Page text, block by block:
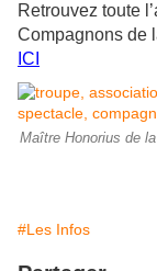
Retrouvez toute
Compagnons de
ICI
Maître Honorius de
#Les Infos